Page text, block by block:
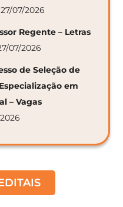
07/2026
Regente – Letras
07/2026
de Seleção de
em
– Vagas